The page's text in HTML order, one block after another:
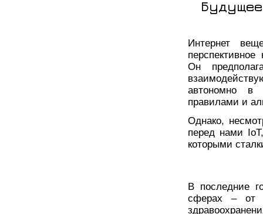
Интернет
Он
автономно в
правилами и
Однако,
перед нами
которыми
В последние
сферах – от